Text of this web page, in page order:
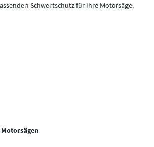
Schwertschutz für Ihre Motorsäge.